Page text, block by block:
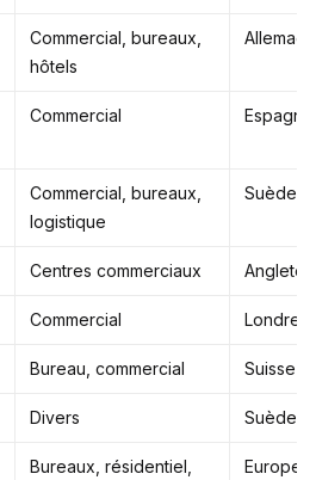
Commercial, bureaux,
hôtels
Commercial Espagne
Commercial, bureaux,
logistique
Suède
Centres commerciaux
Commercial Londres
Bureau, commercial Suisse
Divers Suède
Bureaux, résidentiel,
Europe